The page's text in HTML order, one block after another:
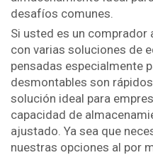
desafíos comunes.
Si usted es un comprador
con varias soluciones de
pensadas especialmente
desmontables son
solución ideal para
capacidad de
ajustado. Ya sea que
nuestras opciones al por